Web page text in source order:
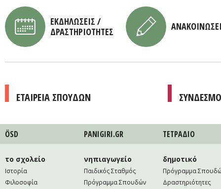
ΕΚΔΗΛΩΣΕΙΣ /
ΔΡΑΣΤΗΡΙΟΤΗΤΕΣ
ΕΤΑΙΡΕΙΑ ΣΠΟΥΔΩΝ
ÖSD PANIGIRI.GR ΤΕΤΡAΔΙΟ
το σχολείο
Ιστορία
Φιλοσοφία
νηπιαγωγείο
Παιδικός Σταθμός
Πρόγραμμα Σπουδών
δημοτικό
Πρόγραμμα
Δραστηριότητες